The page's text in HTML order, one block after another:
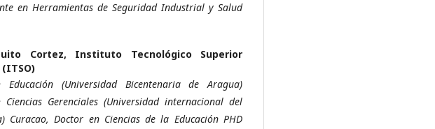
en Herramientas de Seguridad Industrial y Salud
Cortez, Instituto Tecnológico Superior
(Universidad Bicentenaria de Aragua)
Ciencias Gerenciales (Universidad internacional del
Curacao, Doctor en Ciencias de la Educación PHD